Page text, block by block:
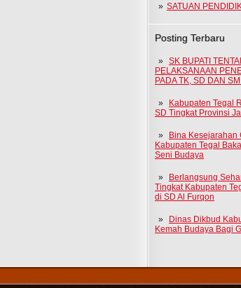
SATUAN
Posting Terbaru
SK BUPATI
PELAKSANAAN
PADA TK, SD DAN
Kabupaten Tegal
SD Tingkat Provinsi
Bina Kesejarahan
Kabupaten Tegal
Seni Budaya
Berlangsung
Tingkat Kabupaten
di SD Al Furqon
Dinas Dikbud
Kemah Budaya Bagi